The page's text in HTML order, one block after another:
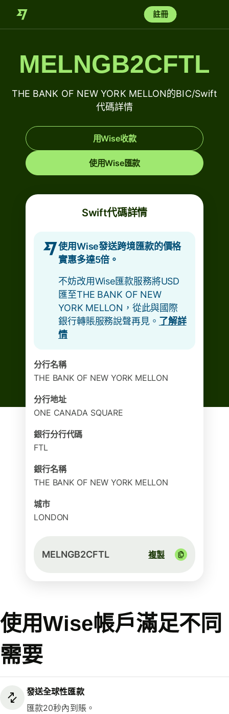
註冊
MELNGB2CFTL
THE BANK OF NEW YORK MELLON的BIC/Swift
代碼詳情
用Wise收款
使用Wise匯款
Swift代碼詳情
使用Wise發送跨境匯款的價格
實惠多達5倍。
不妨改用Wise匯款服務將USD
匯至THE BANK OF NEW
YORK MELLON，從此與國際
銀行轉賬服務說聲再見。 了解詳
情
分行名稱
THE BANK OF NEW YORK MELLON
分行地址
ONE CANADA SQUARE
銀行分行代碼
FTL
銀行名稱
THE BANK OF NEW YORK MELLON
城市
LONDON
MELNGB2CFTL 複製
使用Wise帳戶滿足不同
需要
發送全球性匯款
匯款20秒內到賬。